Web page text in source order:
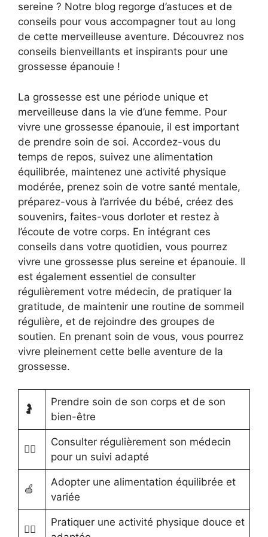
sereine ? Notre blog regorge d’astuces et de
conseils pour vous accompagner tout au long
de cette merveilleuse aventure. Découvrez nos
conseils bienveillants et inspirants pour une
grossesse épanouie !
La grossesse est une période unique et
merveilleuse dans la vie d’une femme. Pour
vivre une grossesse épanouie, il est important
de prendre soin de soi. Accordez-vous du
temps de repos, suivez une alimentation
équilibrée, maintenez une activité physique
modérée, prenez soin de votre santé mentale,
préparez-vous à l’arrivée du bébé, créez des
souvenirs, faites-vous dorloter et restez à
l’écoute de votre corps. En intégrant ces
conseils dans votre quotidien, vous pourrez
vivre une grossesse plus sereine et épanouie. Il
est également essentiel de consulter
régulièrement votre médecin, de pratiquer la
gratitude, de maintenir une routine de sommeil
régulière, et de rejoindre des groupes de
soutien. En prenant soin de vous, vous pourrez
vivre pleinement cette belle aventure de la
grossesse.
🤰
Prendre soin de son corps et de son
bien-être
👩‍⚕️
Consulter régulièrement son médecin
pour un suivi adapté
🍏
Adopter une alimentation équilibrée et
variée
🧘‍♀️
Pratiquer une activité physique douce et